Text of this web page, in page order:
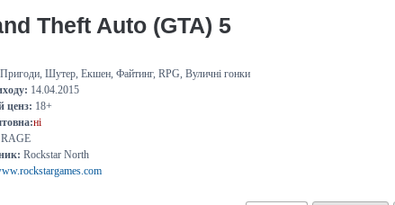
Theft Auto (GTA) 5
Пригоди, Шутер, Екшен, Файтинг, RPG, Вуличні гонки
14.04.2015
ценз: 18+
ні
RAGE
Rockstar North